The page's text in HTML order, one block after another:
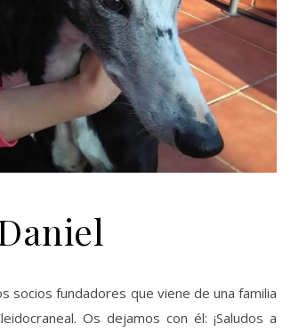
socios fundadores que viene de una familia
Os dejamos con él: ¡Saludos a